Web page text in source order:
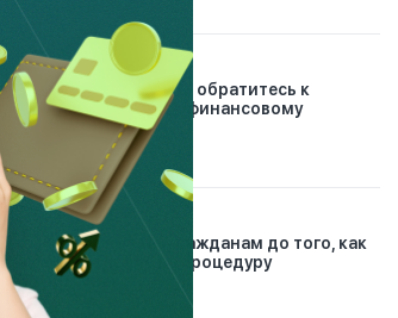
30.12.2024
Проблемные кредиты: обратитесь к
банковскому и микрофинансовому
омбудсманам
6.03.2023
Что нужно сделать гражданам до того, как
подать заявление на процедуру
банкротства